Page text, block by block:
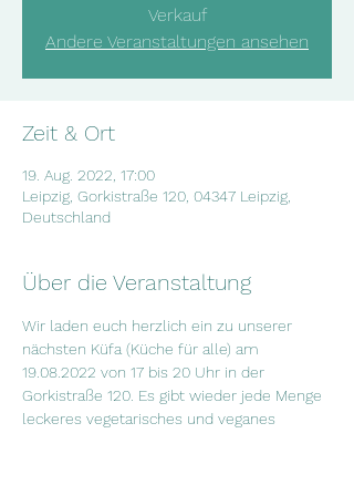
Verkauf
Andere Veranstaltungen ansehen
Zeit & Ort
19. Aug. 2022, 17:00
Leipzig, Gorkistraße 120, 04347 Leipzig,
Deutschland
Über die Veranstaltung
Wir laden euch herzlich ein zu unserer
nächsten Küfa (Küche für alle) am
19.08.2022 von 17 bis 20 Uhr in der
Gorkistraße 120. Es gibt wieder jede Menge
leckeres vegetarisches und veganes